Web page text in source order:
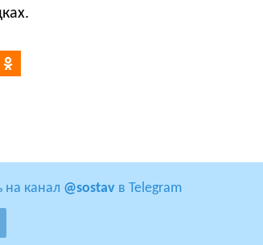
на канал @sostav в Telegram